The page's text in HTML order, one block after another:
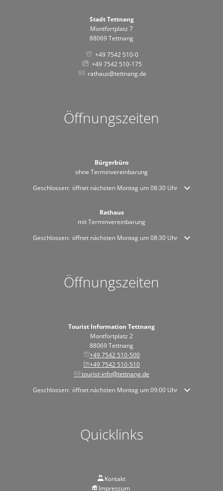
Stadt Tettnang
Montfortplatz 7
88069 Tettnang
+49 7542 510-0
+49 7542 510-175
rathaus@tettnang.de
Öffnungszeiten
Bürgerbüro
ohne Terminvereinbarung
Klicken, um weitere Öffnungs- oder Schließzeiten auszublenden
Geschlossen: öffnet nächsten Montag um 08:30 Uhr
Rathaus
mit Terminvereinbarung
Klicken, um weitere Öffnungs- oder Schließzeiten auszublenden
Geschlossen: öffnet nächsten Montag um 08:30 Uhr
Öffnungszeiten
Tourist Information Tettnang
Montfortplatz 2
88069 Tettnang
+49 7542 510-500
+49 7542 510-510
tourist-info@tettnang.de
Klicken, um weitere Öffnungs- oder Schließzeiten auszublenden
Geschlossen: öffnet nächsten Montag um 09:00 Uhr
Quicklinks
Kontakt
Impressum